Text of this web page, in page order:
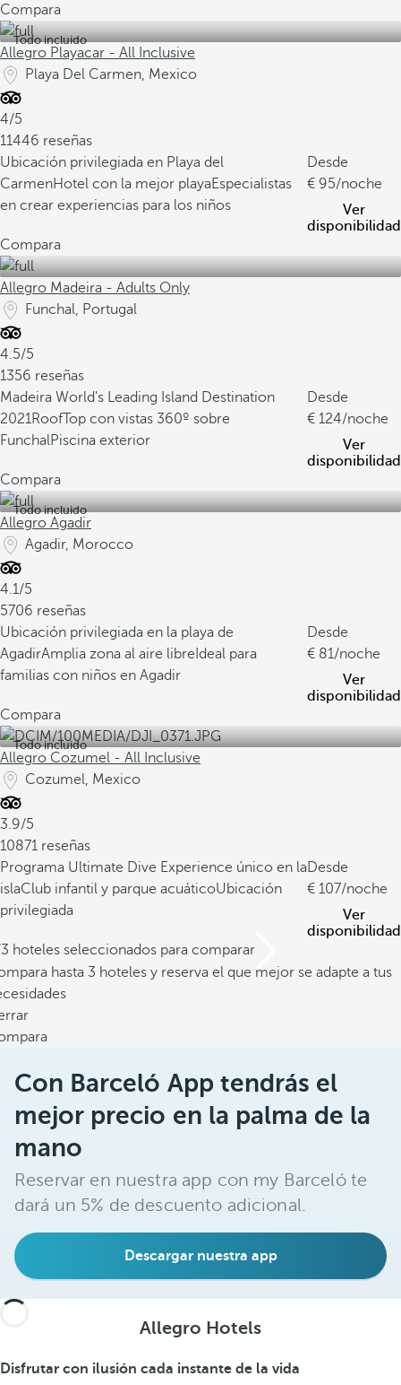
Compara
Todo incluido
Allegro Playacar - All Inclusive
Playa Del Carmen, Mexico
4/5
11446 reseñas
Ubicación privilegiada en Playa del
CarmenHotel con la mejor playaEspecialistas
en crear experiencias para los niños
Desde
95/noche
Ver
disponibilidad
Compara
Allegro Madeira - Adults Only
Funchal, Portugal
4.5/5
1356 reseñas
Madeira World's Leading Island Destination
2021RoofTop con vistas 360º sobre
FunchalPiscina exterior
Desde
124/noche
Ver
disponibilidad
Compara
Todo incluido
Allegro Agadir
Agadir, Morocco
4.1/5
5706 reseñas
Ubicación privilegiada en la playa de
AgadirAmplia zona al aire libre Ideal para
familias con niños en Agadir
Desde
81/noche
Ver
disponibilidad
Compara
Todo incluido
Allegro Cozumel - All Inclusive
Cozumel, Mexico
3.9/5
10871 reseñas
Programa Ultimate Dive Experience único en la
islaClub infantil y parque acuáticoUbicación
privilegiada
Desde
107/noche
Ver
disponibilidad
hoteles seleccionados para comparar
hasta 3 hoteles y reserva el que mejor se adapte a tus
Con Barceló App tendrás el
mejor precio en la palma de la
mano
Reservar en nuestra app con my Barceló te
dará un 5% de descuento adicional.
Descargar nuestra app
Allegro Hotels
Disfrutar con ilusión cada instante de la vida